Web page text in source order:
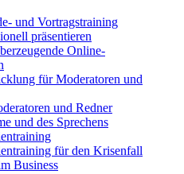
und Vortragstraining
präsentieren
Online-
für Moderatoren und
und Redner
und des Sprechens
für den Krisenfall
Business